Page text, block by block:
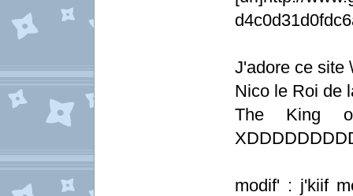
J'adore ce site
Nico le Roi de
The King
modif' : j'kiif